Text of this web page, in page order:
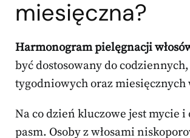
miesięczna?
Harmonogram pielęgnacji
być dostosowany do codziennych,
tygodniowych oraz miesięcznych
Na co dzień kluczowe jest mycie
pasm. Osoby z włosami